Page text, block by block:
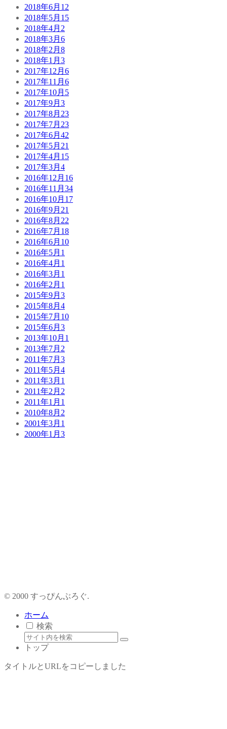
2018年6月 12
2018年5月 15
2018年4月 2
2018年3月 6
2018年2月 8
2018年1月 3
2017年12月 6
2017年11月 6
2017年10月 5
2017年9月 3
2017年8月 23
2017年7月 23
2017年6月 42
2017年5月 21
2017年4月 15
2017年3月 4
2016年12月 16
2016年11月 34
2016年10月 17
2016年9月 21
2016年8月 22
2016年7月 18
2016年6月 10
2016年5月 1
2016年4月 1
2016年3月 1
2016年2月 1
2015年9月 3
2015年8月 4
2015年7月 10
2015年6月 3
2013年10月 1
2013年7月 2
2011年7月 3
2011年5月 4
2011年3月 1
2011年2月 2
2011年1月 1
2010年8月 2
2001年3月 1
2000年1月 3
© 2000 すっぴんぶろぐ.
ホーム
検索
トップ
タイトルとURLをコピーしました